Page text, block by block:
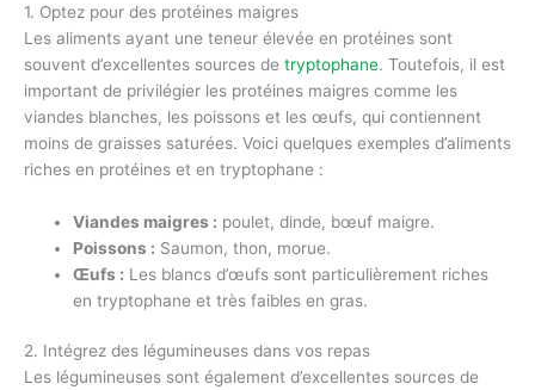
1. Optez pour des protéines maigres
Les aliments ayant une teneur élevée en protéines sont
souvent d’excellentes sources de tryptophane. Toutefois, il est
important de privilégier les protéines maigres comme les
viandes blanches, les poissons et les œufs, qui contiennent
moins de graisses saturées. Voici quelques exemples d’aliments
riches en protéines et en tryptophane :
Viandes maigres : poulet, dinde, bœuf maigre.
Poissons : Saumon, thon, morue.
Œufs : Les blancs d’œufs sont particulièrement riches
en tryptophane et très faibles en gras.
2. Intégrez des légumineuses dans vos repas
Les légumineuses sont également d’excellentes sources de